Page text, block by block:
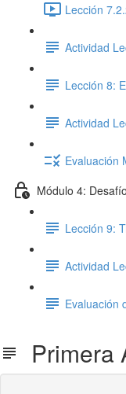
Lección
Actividad
Lección 8:
Actividad
Evaluación
Módulo 4:
Lección 9:
Actividad
Evaluación
Primera